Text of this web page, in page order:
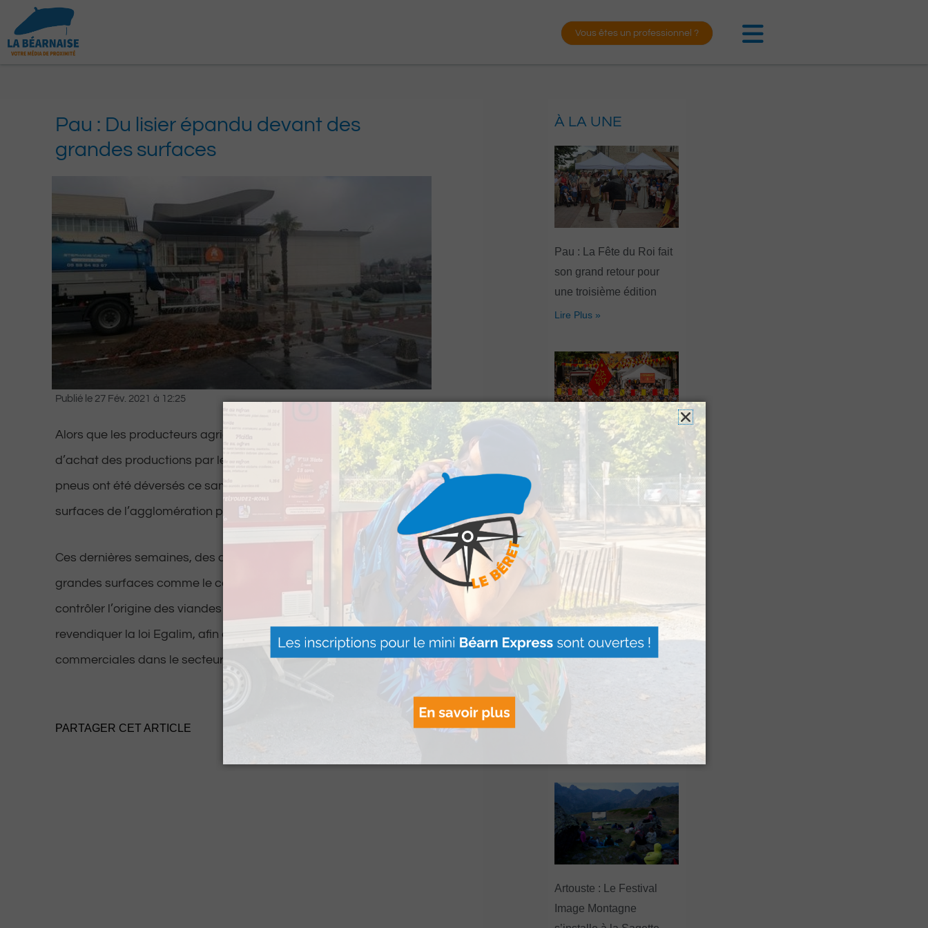
contenu
Vous êtes un professionnel ?
Pau : Du lisier épandu devant des
grandes surfaces
Publié le 27 Fév. 2021 à 12:25
Alors que les producteurs agricoles contestent toujours le prix
d’achat des productions par les grandes surfaces, du lisier et des
pneus ont été déversés ce samedi matin devant plusieurs grandes
surfaces de l’agglomération paloise.
Ces dernières semaines, des agriculteurs avaient investi les
grandes surfaces comme le centre commercial E.Leclerc pour
contrôler l’origine des viandes ou les prix de vente et pour
revendiquer la loi Egalim, afin d’équilibrer les relations
commerciales dans le secteur agricole et alimentaire.
PARTAGER CET ARTICLE
À LA UNE
Pau : La Fête du Roi fait
son grand retour pour
une troisième édition
Lire Plus »
Hestiv’Òc : Les férias
Béarnaises font leur
grand retour à Pau
Lire Plus »
offert par Version
Voyages pour les grands
Artouste : Le Festival
Image Montagne